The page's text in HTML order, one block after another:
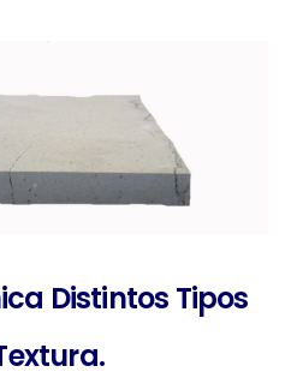
Distintos Tipos